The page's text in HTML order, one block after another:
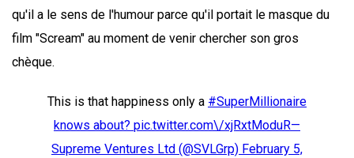
qu'il a le sens de l'humour parce qu'il portait le masque du
film "Scream" au moment de venir chercher son gros
chèque.
This is that happiness only a #SuperMillionaire
knows about? pic.twitter.com\/xjRxtModuR—
Supreme Ventures Ltd (@SVLGrp) February 5,